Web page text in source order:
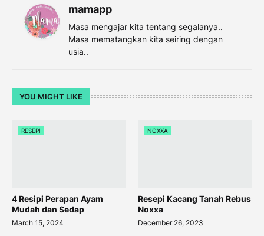
mamapp
Masa mengajar kita tentang segalanya..
Masa mematangkan kita seiring dengan
usia..
YOU MIGHT LIKE
RESEPI
4 Resipi Perapan Ayam
Mudah dan Sedap
March 15, 2024
NOXXA
Resepi Kacang Tanah Rebus
Noxxa
December 26, 2023